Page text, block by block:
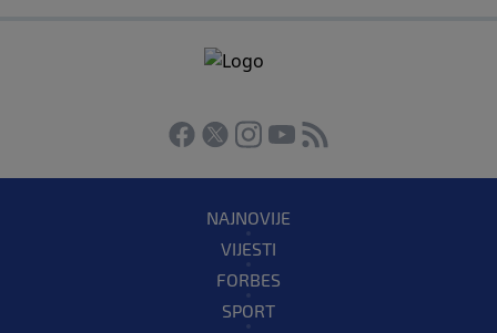
NAJNOVIJE
VIJESTI
FORBES
SPORT